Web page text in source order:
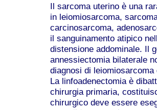
Il sarcoma uterino è una
in leiomiosarcoma,
carcinosarcoma,
il sanguinamento atipico
distensione addominale. Il
annessiectomia bilaterale
diagnosi di
La linfoadenectomia è
chirurgia primaria,
chirurgico deve essere